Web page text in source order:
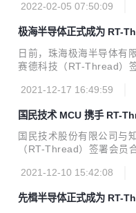
技术抓总研制单位。自上
版并非4.1.0正式发布版，
v4.1.0 将会在今年3月下
style="margin-left:0;
e.com/rtthread/rt-
2022-02-05 07:50:09
极海半导体正式成为 RT-
日前，珠海极海半导体有
赛德科技（RT-Thread）
统共同打造物联网发展新
应用开发体验。 极海半导
电子旗下的全资子公司，
部为纳思达股份(中国上
业物联网SoC-eSE安全主
2021-12-17 16:49:59
国民技术 MCU 携手 RT-
国民技术股份有限公司与
（RT-Thread）签署会员
统构建完善的生态，满足
2021-12-10 15:42:08
先楫半导体正式成为 RT-